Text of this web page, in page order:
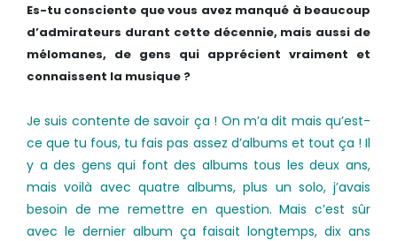
Es-tu consciente que vous avez manqué à beaucoup
d’admirateurs durant cette décennie, mais aussi de
mélomanes, de gens qui apprécient vraiment et
connaissent la musique ?
Je suis contente de savoir ça ! On m’a dit mais qu’est-
ce que tu fous, tu fais pas assez d’albums et tout ça ! Il
y a des gens qui font des albums tous les deux ans,
mais voilà avec quatre albums, plus un solo, j’avais
besoin de me remettre en question. Mais c’est sûr
avec le dernier album ça faisait longtemps, dix ans